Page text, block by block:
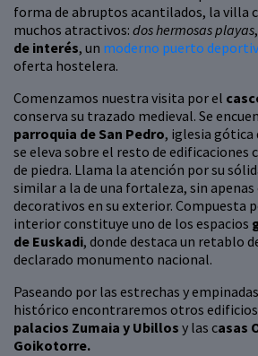
forma de abruptos acantilados, la villa
muchos atractivos: dos hermosas playas
de interés, un moderno puerto
oferta hostelera.
Comenzamos nuestra visita por el
conserva su trazado medieval. Se
parroquia de San Pedro, iglesia gótica
se eleva sobre el resto de edificaciones
de piedra. Llama la atención por su
similar a la de una fortaleza, sin
decorativos en su exterior. Compuesta
interior constituye uno de los espacios
de Euskadi, donde destaca un retablo
declarado monumento nacional.
Paseando por las estrechas y
histórico encontraremos otros
palacios Zumaia y Ubillos y las casas
Goikotorre.